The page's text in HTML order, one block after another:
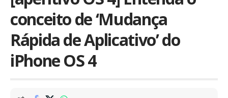
conceito de ‘Mudança
Rápida de Aplicativo’ do
iPhone OS 4